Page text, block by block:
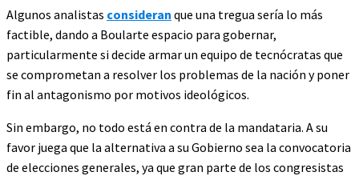
Algunos analistas consideran que una tregua sería lo más
factible, dando a Boularte espacio para gobernar,
particularmente si decide armar un equipo de tecnócratas que
se comprometan a resolver los problemas de la nación y poner
fin al antagonismo por motivos ideológicos.
Sin embargo, no todo está en contra de la mandataria. A su
favor juega que la alternativa a su Gobierno sea la convocatoria
de elecciones generales, ya que gran parte de los congresistas